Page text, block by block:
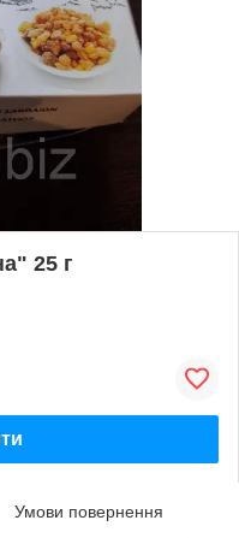
25 г
Умови повернення